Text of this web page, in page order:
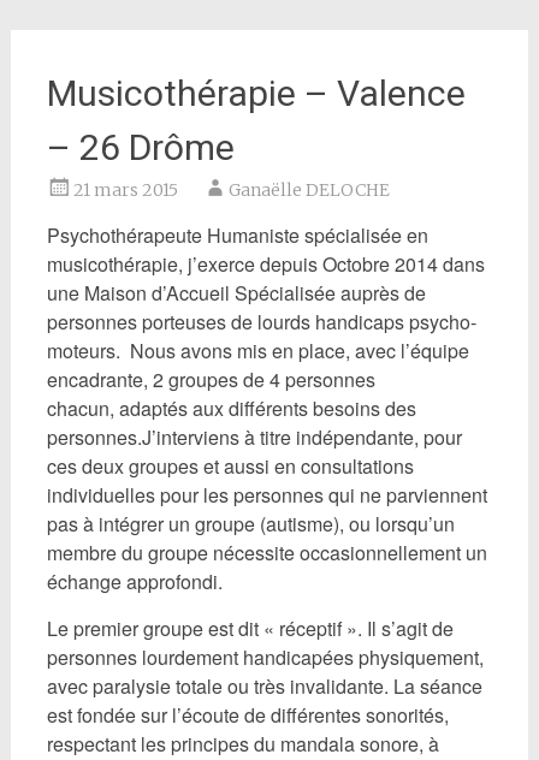
Musicothérapie – Valence
– 26 Drôme
21 mars 2015 Ganaëlle DELOCHE
Psychothérapeute Humaniste spécialisée en
musicothérapie, j’exerce depuis Octobre 2014 dans
une Maison d’Accueil Spécialisée auprès de
personnes porteuses de lourds handicaps psycho-
moteurs. Nous avons mis en place, avec l’équipe
encadrante, 2 groupes de 4 personnes
chacun, adaptés aux différents besoins des
personnes.J’interviens à titre indépendante, pour
ces deux groupes et aussi en consultations
individuelles pour les personnes qui ne parviennent
pas à intégrer un groupe (autisme), ou lorsqu’un
membre du groupe nécessite occasionnellement un
échange approfondi.
Le premier groupe est dit « réceptif ». Il s’agit de
personnes lourdement handicapées physiquement,
avec paralysie totale ou très invalidante. La séance
est fondée sur l’écoute de différentes sonorités,
respectant les principes du mandala sonore, à